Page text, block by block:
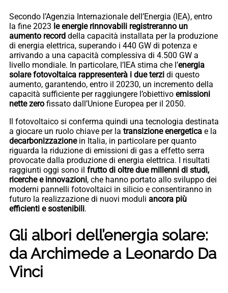
Secondo l’Agenzia Internazionale dell’Energia (IEA), entro
la fine 2023 le energie rinnovabili registreranno un
aumento record della capacità installata per la produzione
di energia elettrica, superando i 440 GW di potenza e
arrivando a una capacità complessiva di 4.500 GW a
livello mondiale. In particolare, l’IEA stima che l’energia
solare fotovoltaica rappresenterà i due terzi di questo
aumento, garantendo, entro il 20230, un incremento della
capacità sufficiente per raggiungere l’obiettivo emissioni
nette zero fissato dall’Unione Europea per il 2050.
Il fotovoltaico si conferma quindi una tecnologia destinata
a giocare un ruolo chiave per la transizione energetica e la
decarbonizzazionein Italia, in particolare per quanto
riguarda la riduzione di emissioni di gas a effetto serra
provocate dalla produzione di energia elettrica. I risultati
raggiunti oggi sono il frutto di oltre due millenni di studi,
ricerche e innovazioni, che hanno portato allo sviluppo dei
moderni pannelli fotovoltaici in silicio e consentiranno in
futuro la realizzazione di nuovi moduli ancora più
efficienti e sostenibili.
Gli albori dell’energia solare:
da Archimede a Leonardo Da
Vinci